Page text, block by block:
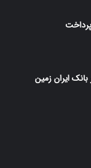
ایران زمین